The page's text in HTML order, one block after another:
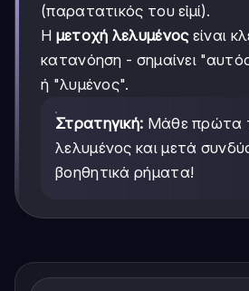
(παρατατικός του εἰμί).
Η μετοχή λελυμένοςείναι
κατανόηση - σημαίνει
ή "λυμένος".
Στρατηγική: Μάθε πρώτα
λελυμένος και μετά
βοηθητικά ρήματα!